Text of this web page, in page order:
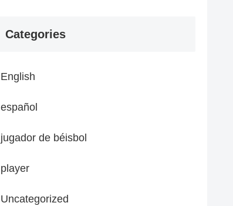
Categories
English
español
jugador de béisbol
player
Uncategorized